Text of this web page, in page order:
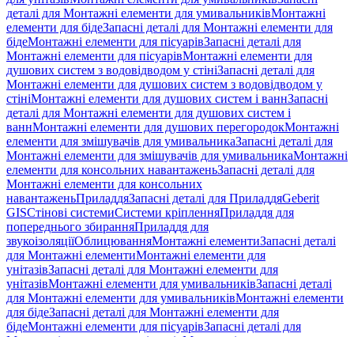
деталі для Монтажні елементи для умивальниківМонтажні
елементи для бідеЗапасні деталі для Монтажні елементи для
бідеМонтажні елементи для пісуарівЗапасні деталі для
Монтажні елементи для пісуарівМонтажні елементи для
душових систем з водовідводом у стініЗапасні деталі для
Монтажні елементи для душових систем з водовідводом у
стініМонтажні елементи для душових систем і ваннЗапасні
деталі для Монтажні елементи для душових систем і
ваннМонтажні елементи для душових перегородокМонтажні
елементи для змішувачів для умивальникаЗапасні деталі для
Монтажні елементи для змішувачів для умивальникаМонтажні
елементи для консольних навантаженьЗапасні деталі для
Монтажні елементи для консольних
навантаженьПриладдяЗапасні деталі для ПриладдяGeberit
GISСтінові системиСистеми кріпленняПриладдя для
попереднього збиранняПриладдя для
звукоізоляціїОблицюванняМонтажні елементиЗапасні деталі
для Монтажні елементиМонтажні елементи для
унітазівЗапасні деталі для Монтажні елементи для
унітазівМонтажні елементи для умивальниківЗапасні деталі
для Монтажні елементи для умивальниківМонтажні елементи
для бідеЗапасні деталі для Монтажні елементи для
бідеМонтажні елементи для пісуарівЗапасні деталі для